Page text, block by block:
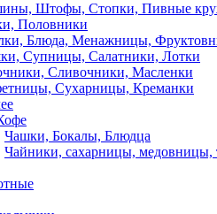
Штофы, Стопки, Пивные
Половники
Блюда, Менажницы,
Супницы, Салатники, Лотки
Сливочники, Масленки
Сухарницы, Креманки
Чашки, Бокалы, Блюдца
Чайники, сахарницы, медовницы,